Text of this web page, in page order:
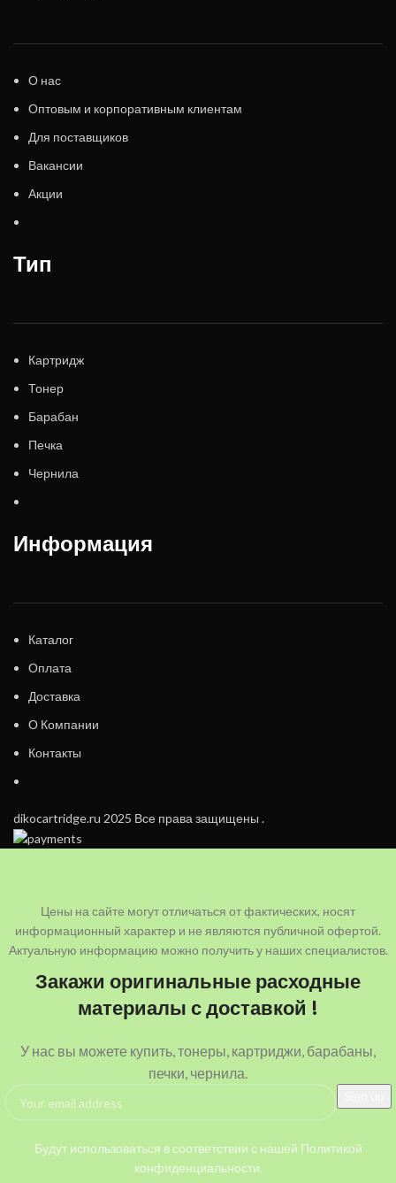
О нас
Оптовым и корпоративным клиентам
Для поставщиков
Вакансии
Акции
Тип
Картридж
Тонер
Барабан
Печка
Чернила
Информация
Каталог
Оплата
Доставка
О Компании
Контакты
dikocartridge.ru 2025 Все права защищены .
Цены на сайте могут отличаться от фактических, носят
информационный характер и не являются публичной офертой.
Актуальную информацию можно получить у наших специалистов.
Закажи оригинальные расходные
материалы с доставкой !
У нас вы можете купить, тонеры, картриджи, барабаны,
печки, чернила.
Будут использоваться в соответствии с нашей Политикой
конфиденциальности.